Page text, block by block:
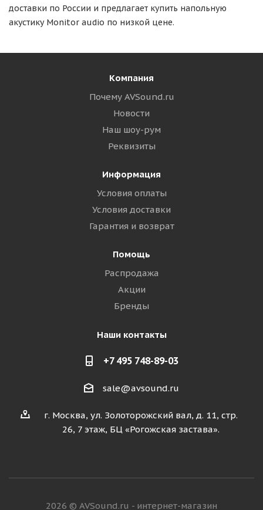
доставки по России и предлагает купить напольную
акустику Monitor audio по низкой цене.
Компания
Почему AVSound.ru
Новости
Наш шоу-рум
Реквизиты
Информация
Условия оплаты
Условия доставки
Гарантия и возврат
Помощь
Распродажа
Акции
Бренды
Наши контакты
+7 495 748-89-03
sale@avsound.ru
г. Москва, ул. Золоторожский вал, д. 11, стр.
26, 7 этаж, БЦ «Рогожская застава».
2026 © AVSound.ru - интернет-магазин